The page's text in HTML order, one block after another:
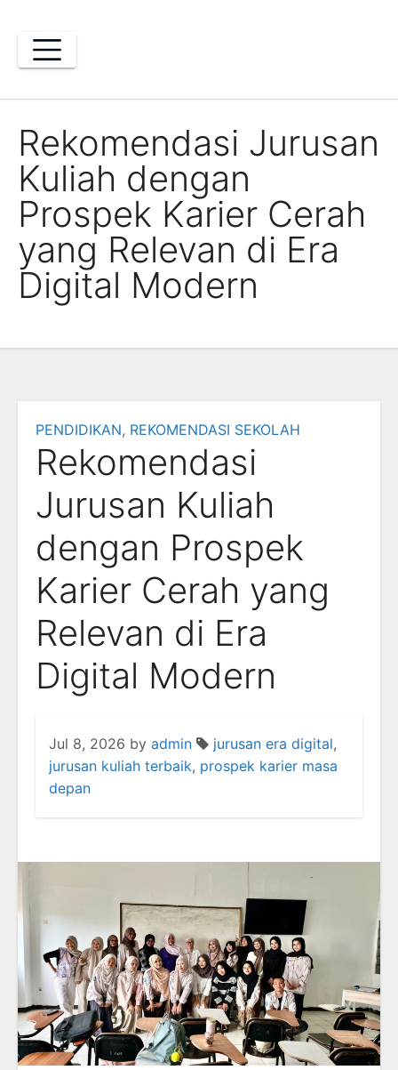
content
Rekomendasi Jurusan
Kuliah dengan
Prospek Karier Cerah
yang Relevan di Era
Digital Modern
PENDIDIKAN, REKOMENDASI SEKOLAH
Rekomendasi
Jurusan Kuliah
dengan Prospek
Karier Cerah yang
Relevan di Era
Digital Modern
Jul 8, 2026 by admin jurusan era digital,
jurusan kuliah terbaik, prospek karier masa
depan